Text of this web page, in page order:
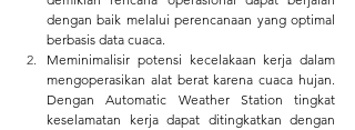
dengan baik melalui perencanaan yang optimal
berbasis data cuaca.
Meminimalisir potensi kecelakaan kerja dalam
mengoperasikan alat berat karena cuaca hujan.
Dengan Automatic Weather Station tingkat
keselamatan kerja dapat ditingkatkan dengan